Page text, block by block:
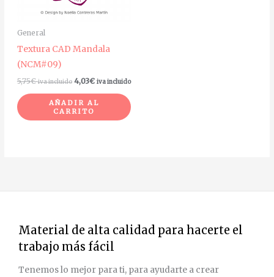
General
Textura CAD Mandala
(NCM#09)
5,75€ iva incluido 4,03€ iva incluido
AÑADIR AL
CARRITO
Material de alta calidad para hacerte el
trabajo más fácil
Tenemos lo mejor para ti, para ayudarte a crear